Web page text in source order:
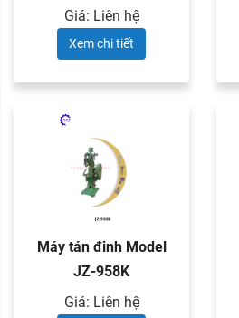
động ...
Giá: Liên hệ
Xem chi tiết
Máy tán đinh Model
JZ-958K
Giá: Liên hệ